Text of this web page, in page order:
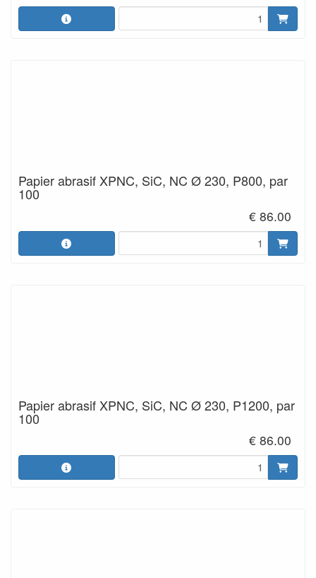
Papier abrasif XPNC, SiC, NC Ø 230, P800, par
100
€ 86.00
Papier abrasif XPNC, SiC, NC Ø 230, P1200, par
100
€ 86.00